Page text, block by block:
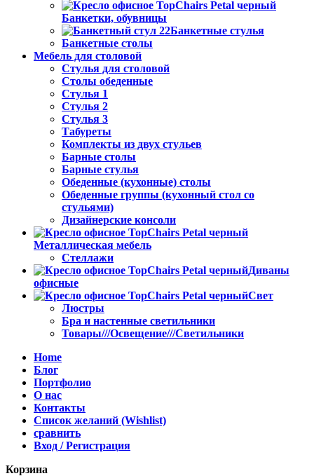
Банкетки, обувницы
Банкетные стулья
Банкетные столы
Мебель для столовой
Стулья для столовой
Столы обеденные
Стулья 1
Стулья 2
Стулья 3
Табуреты
Комплекты из двух стульев
Барные столы
Барные стулья
Обеденные (кухонные) столы
Обеденные группы (кухонный стол со
стульями)
Дизайнерские консоли
Металлическая мебель
Стеллажи
Диваны
офисные
Свет
Люстры
Бра и настенные светильники
Товары///Освещение///Светильники
Home
Блог
Портфолио
О нас
Контакты
Список желаний (Wishlist)
сравнить
Вход / Регистрация
Корзина